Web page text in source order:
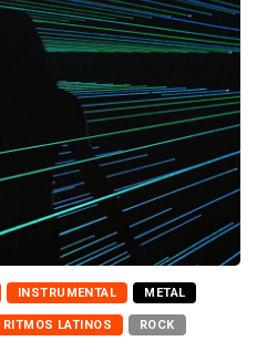
INSTRUMENTAL METAL
RITMOS LATINOS ROCK